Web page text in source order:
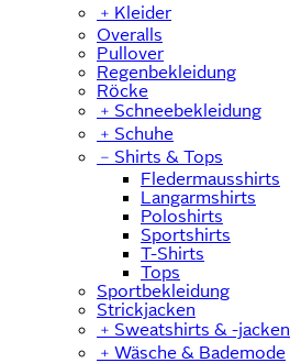
﹢ Kleider
Overalls
Pullover
Regenbekleidung
Röcke
﹢ Schneebekleidung
﹢ Schuhe
﹣ Shirts & Tops
Fledermausshirts
Langarmshirts
Poloshirts
Sportshirts
T-Shirts
Tops
Sportbekleidung
Strickjacken
﹢ Sweatshirts & -jacken
﹢ Wäsche & Bademode